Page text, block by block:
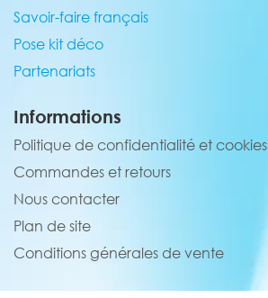
Savoir-faire français
Pose kit déco
Partenariats
Informations
Politique de confidentialité et cookies
Commandes et retours
Nous contacter
Plan de site
Conditions générales de vente